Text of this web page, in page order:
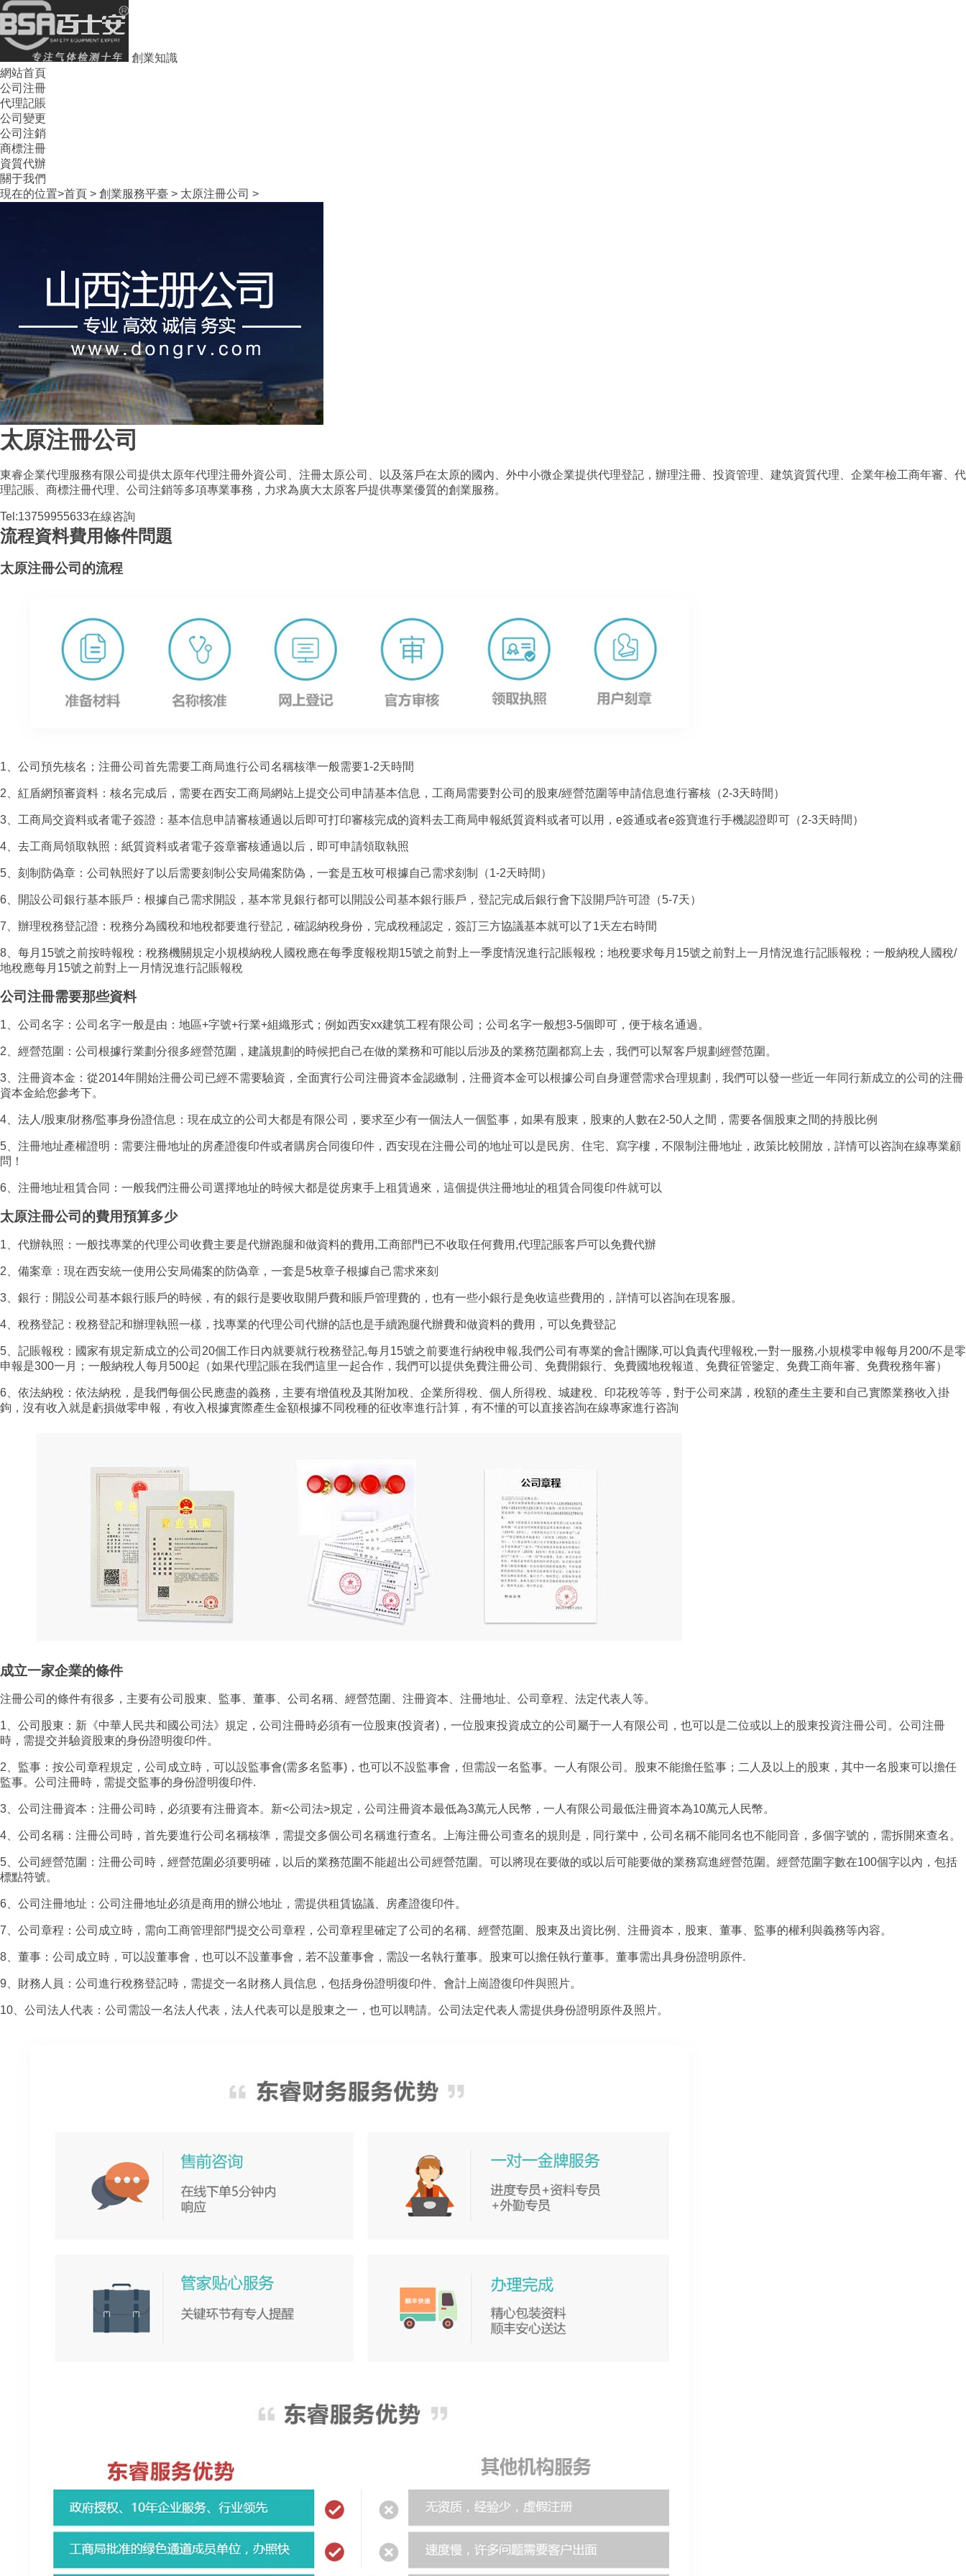
創業知識
網站首頁
公司注冊
代理記賬
公司變更
公司注銷
商標注冊
資質代辦
關于我們
現在的位置>首頁 > 創業服務平臺 > 太原注冊公司 >
太原注冊公司
東睿企業代理服務有限公司提供太原年代理注冊外資公司、注冊太原公司、以及落戶在太原的國內、外中小微企業提供代理登記，辦理注冊、投資管理、建筑資質代理、企業年檢工商年審、代
理記賬、商標注冊代理、公司注銷等多項專業事務，力求為廣大太原客戶提供專業優質的創業服務。
Tel:13759955633在線咨詢
流程資料費用條件問題
太原注冊公司的流程
1、公司預先核名；注冊公司首先需要工商局進行公司名稱核準一般需要1-2天時間
2、紅盾網預審資料：核名完成后，需要在西安工商局網站上提交公司申請基本信息，工商局需要對公司的股東/經營范圍等申請信息進行審核（2-3天時間）
3、工商局交資料或者電子簽證：基本信息申請審核通過以后即可打印審核完成的資料去工商局申報紙質資料或者可以用，e簽通或者e簽寶進行手機認證即可（2-3天時間）
4、去工商局領取執照：紙質資料或者電子簽章審核通過以后，即可申請領取執照
5、刻制防偽章：公司執照好了以后需要刻制公安局備案防偽，一套是五枚可根據自己需求刻制（1-2天時間）
6、開設公司銀行基本賬戶：根據自己需求開設，基本常見銀行都可以開設公司基本銀行賬戶，登記完成后銀行會下設開戶許可證（5-7天）
7、辦理稅務登記證：稅務分為國稅和地稅都要進行登記，確認納稅身份，完成稅種認定，簽訂三方協議基本就可以了1天左右時間
8、每月15號之前按時報稅：稅務機關規定小規模納稅人國稅應在每季度報稅期15號之前對上一季度情況進行記賬報稅；地稅要求每月15號之前對上一月情況進行記賬報稅；一般納稅人國稅/
地稅應每月15號之前對上一月情況進行記賬報稅
公司注冊需要那些資料
1、公司名字：公司名字一般是由：地區+字號+行業+組織形式；例如西安xx建筑工程有限公司；公司名字一般想3-5個即可，便于核名通過。
2、經營范圍：公司根據行業劃分很多經營范圍，建議規劃的時候把自己在做的業務和可能以后涉及的業務范圍都寫上去，我們可以幫客戶規劃經營范圍。
3、注冊資本金：從2014年開始注冊公司已經不需要驗資，全面實行公司注冊資本金認繳制，注冊資本金可以根據公司自身運營需求合理規劃，我們可以發一些近一年同行新成立的公司的注冊
資本金給您參考下。
4、法人/股東/財務/監事身份證信息：現在成立的公司大都是有限公司，要求至少有一個法人一個監事，如果有股東，股東的人數在2-50人之間，需要各個股東之間的持股比例
5、注冊地址產權證明：需要注冊地址的房產證復印件或者購房合同復印件，西安現在注冊公司的地址可以是民房、住宅、寫字樓，不限制注冊地址，政策比較開放，詳情可以咨詢在線專業顧
問！
6、注冊地址租賃合同：一般我們注冊公司選擇地址的時候大都是從房東手上租賃過來，這個提供注冊地址的租賃合同復印件就可以
太原注冊公司的費用預算多少
1、代辦執照：一般找專業的代理公司收費主要是代辦跑腿和做資料的費用,工商部門已不收取任何費用,代理記賬客戶可以免費代辦
2、備案章：現在西安統一使用公安局備案的防偽章，一套是5枚章子根據自己需求來刻
3、銀行：開設公司基本銀行賬戶的時候，有的銀行是要收取開戶費和賬戶管理費的，也有一些小銀行是免收這些費用的，詳情可以咨詢在現客服。
4、稅務登記：稅務登記和辦理執照一樣，找專業的代理公司代辦的話也是手續跑腿代辦費和做資料的費用，可以免費登記
5、記賬報稅：國家有規定新成立的公司20個工作日內就要就行稅務登記,每月15號之前要進行納稅申報,我們公司有專業的會計團隊,可以負責代理報稅,一對一服務,小規模零申報每月200/不是零
申報是300一月；一般納稅人每月500起（如果代理記賬在我們這里一起合作，我們可以提供免費注冊公司、免費開銀行、免費國地稅報道、免費征管鑒定、免費工商年審、免費稅務年審）
6、依法納稅：依法納稅，是我們每個公民應盡的義務，主要有增值稅及其附加稅、企業所得稅、個人所得稅、城建稅、印花稅等等，對于公司來講，稅額的產生主要和自己實際業務收入掛
鉤，沒有收入就是虧損做零申報，有收入根據實際產生金額根據不同稅種的征收率進行計算，有不懂的可以直接咨詢在線專家進行咨詢
成立一家企業的條件
注冊公司的條件有很多，主要有公司股東、監事、董事、公司名稱、經營范圍、注冊資本、注冊地址、公司章程、法定代表人等。
1、公司股東：新《中華人民共和國公司法》規定，公司注冊時必須有一位股東(投資者)，一位股東投資成立的公司屬于一人有限公司，也可以是二位或以上的股東投資注冊公司。公司注冊
時，需提交并驗資股東的身份證明復印件。
2、監事：按公司章程規定，公司成立時，可以設監事會(需多名監事)，也可以不設監事會，但需設一名監事。一人有限公司。股東不能擔任監事；二人及以上的股東，其中一名股東可以擔任
監事。公司注冊時，需提交監事的身份證明復印件.
3、公司注冊資本：注冊公司時，必須要有注冊資本。新<公司法>規定，公司注冊資本最低為3萬元人民幣，一人有限公司最低注冊資本為10萬元人民幣。
4、公司名稱：注冊公司時，首先要進行公司名稱核準，需提交多個公司名稱進行查名。上海注冊公司查名的規則是，同行業中，公司名稱不能同名也不能同音，多個字號的，需拆開來查名。
5、公司經營范圍：注冊公司時，經營范圍必須要明確，以后的業務范圍不能超出公司經營范圍。可以將現在要做的或以后可能要做的業務寫進經營范圍。經營范圍字數在100個字以內，包括
標點符號。
6、公司注冊地址：公司注冊地址必須是商用的辦公地址，需提供租賃協議、房產證復印件。
7、公司章程：公司成立時，需向工商管理部門提交公司章程，公司章程里確定了公司的名稱、經營范圍、股東及出資比例、注冊資本，股東、董事、監事的權利與義務等內容。
8、董事：公司成立時，可以設董事會，也可以不設董事會，若不設董事會，需設一名執行董事。股東可以擔任執行董事。董事需出具身份證明原件.
9、財務人員：公司進行稅務登記時，需提交一名財務人員信息，包括身份證明復印件、會計上崗證復印件與照片。
10、公司法人代表：公司需設一名法人代表，法人代表可以是股東之一，也可以聘請。公司法定代表人需提供身份證明原件及照片。